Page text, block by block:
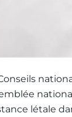
létale